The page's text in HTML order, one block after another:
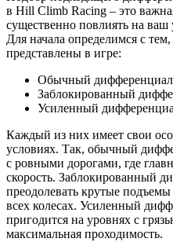
в Hill Climb Racing – это
существенно повлиять на ваш
Для начала определимся с
представлены в игре:
Обычный дифференциал
Заблокированный
Усиленный
Каждый из них имеет свои
условиях. Так, обычный
с ровными дорогами, где
скорость. Заблокированный
преодолевать крутые
всех колесах. Усиленный
пригодится на уровнях с
максимальная проходимость.